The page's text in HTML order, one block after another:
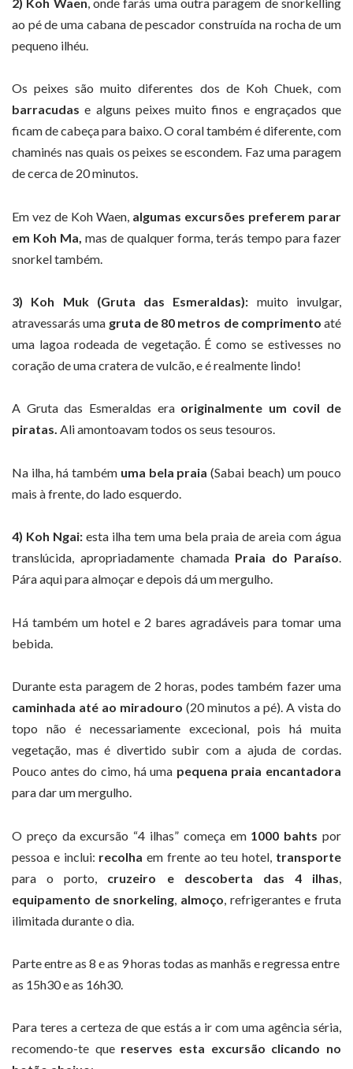
ao pé de uma cabana de pescador construída na rocha de um
pequeno ilhéu.
Os peixes são muito diferentes dos de Koh Chuek, com
barracudas e alguns peixes muito finos e engraçados que
ficam de cabeça para baixo. O coral também é diferente, com
chaminés nas quais os peixes se escondem. Faz uma paragem
de cerca de 20 minutos.
Em vez de Koh Waen, algumas excursões preferem parar
em Koh Ma, mas de qualquer forma, terás tempo para fazer
snorkel também.
3) Koh Muk (Gruta das Esmeraldas): muito invulgar,
atravessarás uma gruta de 80 metros de comprimento até
uma lagoa rodeada de vegetação. É como se estivesses no
coração de uma cratera de vulcão, e é realmente lindo!
A Gruta das Esmeraldas era originalmente um covil de
piratas. Ali amontoavam todos os seus tesouros.
Na ilha, há também uma bela praia (Sabai beach) um pouco
mais à frente, do lado esquerdo.
4) Koh Ngai: esta ilha tem uma bela praia de areia com água
translúcida, apropriadamente chamada Praia do Paraíso.
Pára aqui para almoçar e depois dá um mergulho.
Há também um hotel e 2 bares agradáveis para tomar uma
bebida.
Durante esta paragem de 2 horas, podes também fazer uma
caminhada até ao miradouro (20 minutos a pé). A vista do
topo não é necessariamente excecional, pois há muita
vegetação, mas é divertido subir com a ajuda de cordas.
Pouco antes do cimo, há uma pequena praia encantadora
para dar um mergulho.
O preço da excursão “4 ilhas” começa em 1000 bahts por
pessoa e inclui: recolha em frente ao teu hotel, transporte
para o porto, cruzeiro e descoberta das 4 ilhas
equipamento de snorkeling almoço , refrigerantes e fruta
ilimitada durante o dia.
Parte entre as 8 e as 9 horas todas as manhãs e regressa entre
as 15h30 e as 16h30.
Para teres a certeza de que estás a ir com uma agência séria,
recomendo-te que reserves esta excursão clicando no